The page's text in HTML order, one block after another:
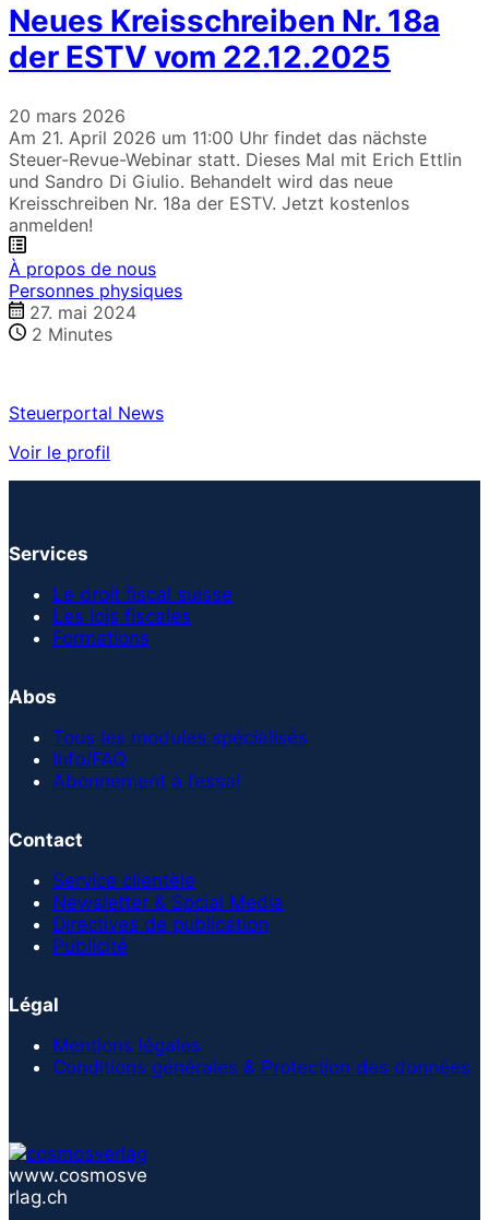
Neues Kreisschreiben Nr. 18a
der ESTV vom 22.12.2025
20 mars 2026
Am 21. April 2026 um 11:00 Uhr findet das nächste
Steuer-Revue-Webinar statt. Dieses Mal mit Erich Ettlin
und Sandro Di Giulio. Behandelt wird das neue
Kreisschreiben Nr. 18a der ESTV. Jetzt kostenlos
anmelden!
À propos de nous
Personnes physiques
27. mai 2024
2 Minutes
Steuerportal News
Voir le profil
Services
Le droit fiscal suisse
Les lois fiscales
Formations
Abos
Tous les modules spécialisés
Info/FAQ
Abonnement à l’essai
Contact
Service clientèle
Newsletter & Social Media
Directives de publication
Publicité
Légal
Mentions légales
Conditions générales & Protection des données
www.cosmosve
rlag.ch